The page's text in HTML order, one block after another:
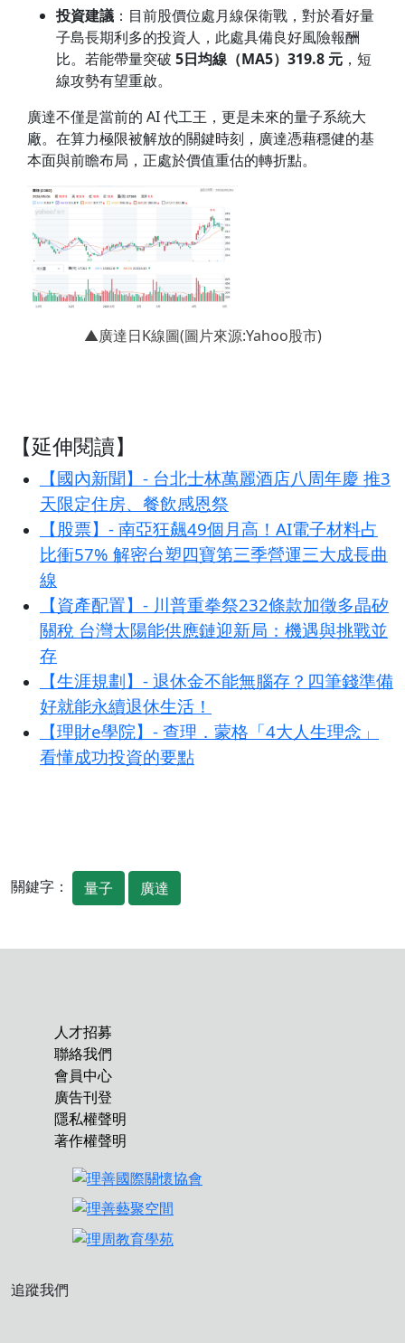
投資建議：目前股價位處月線保衛戰，對於看好量
子島長期利多的投資人，此處具備良好風險報酬
比。若能帶量突破 5日均線（MA5）319.8 元，短
線攻勢有望重啟。
廣達不僅是當前的 AI 代工王，更是未來的量子系統大
廠。在算力極限被解放的關鍵時刻，廣達憑藉穩健的基
本面與前瞻布局，正處於價值重估的轉折點。
▲廣達日K線圖(圖片來源:Yahoo股市)
【延伸閱讀】
【國內新聞】- 台北士林萬麗酒店八周年慶 推3
天限定住房、餐飲感恩祭
【股票】- 南亞狂飆49個月高！AI電子材料占
比衝57% 解密台塑四寶第三季營運三大成長曲
線
【資產配置】- 川普重拳祭232條款加徵多晶矽
關稅 台灣太陽能供應鏈迎新局：機遇與挑戰並
存
【生涯規劃】- 退休金不能無腦存？四筆錢準備
好就能永續退休生活！
【理財e學院】- 查理．蒙格「4大人生理念」
看懂成功投資的要點
關鍵字： 量子 廣達
人才招募
聯絡我們
會員中心
廣告刊登
隱私權聲明
著作權聲明
追蹤我們